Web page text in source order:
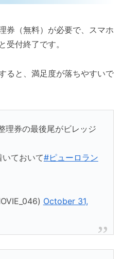
券（無料）が必要で、スマホ
受付終了です。
ると、満足度が落ちやすいで
理券の最後尾がビレッジ
ておいて#ピューロラン
October 31,